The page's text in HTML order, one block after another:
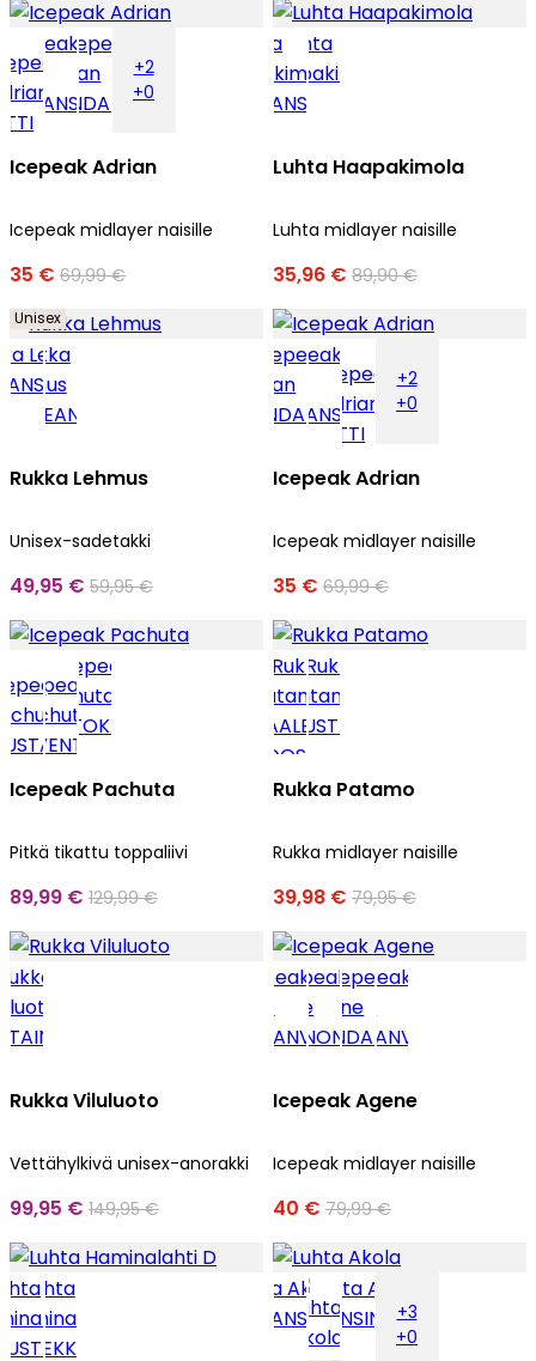
+2
+0
Icepeak Adrian
Icepeak midlayer naisille
35 € 69,99 €
Luhta Haapakimola
Luhta midlayer naisille
35,96 € 89,90 €
Unisex
Rukka Lehmus
Unisex-sadetakki
49,95 € 59,95 €
+2
+0
Icepeak Adrian
Icepeak midlayer naisille
35 € 69,99 €
Icepeak Pachuta
Pitkä tikattu toppaliivi
89,99 € 129,99 €
Rukka Patamo
Rukka midlayer naisille
39,98 € 79,95 €
Rukka Viluluoto
Vettähylkivä unisex-anorakki
99,95 € 149,95 €
Icepeak Agene
Icepeak midlayer naisille
40 € 79,99 €
+3
+0